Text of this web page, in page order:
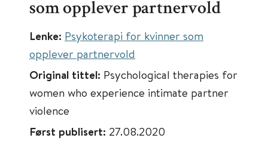
som opplever partnervold
Lenke: Psykoterapi for kvinner som
opplever partnervold
Original tittel: Psychological therapies for
women who experience intimate partner
violence
Først publisert: 27.08.2020